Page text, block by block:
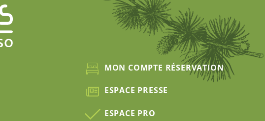
MON COMPTE RÉSERVATION
ESPACE PRESSE
ESPACE PRO